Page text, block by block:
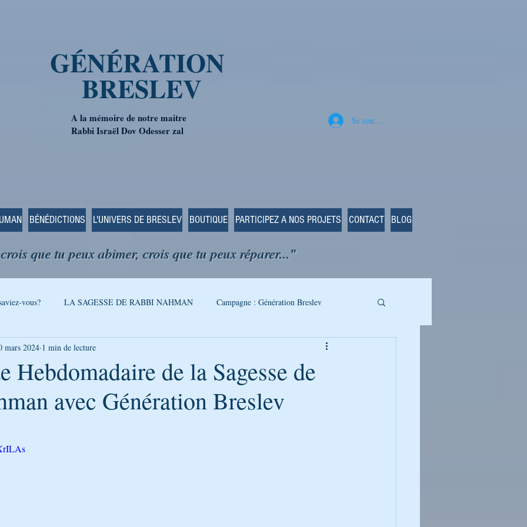
GÉNÉRATION
BRESLEV
A la mémoire de notre maitre
Rabbi Israël Dov Odesser zal
Se connecter
BÉNÉDICTIONS L'UNIVERS DE BRESLEV BOUTIQUE PARTICIPEZ A NOS PROJETS CONTACT BLOG
que tu peux abimer, crois que tu peux réparer..."
vous? LA SAGESSE DE RABBI NAHMAN Campagne : Génération Breslev
SONDAGE
QUOI DE NEUF A OUMAN LA CITATION DE LA SEMAINE
Hebdomadaire de la Sagesse de
avec Génération Breslev
mars 2024 1 min de lecture